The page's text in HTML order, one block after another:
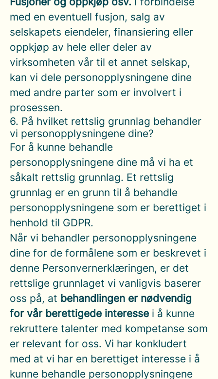
med en eventuell fusjon, salg av
selskapets eiendeler, finansiering eller
oppkjøp av hele eller deler av
virksomheten vår til et annet selskap,
kan vi dele personopplysningene dine
med andre parter som er involvert i
prosessen.
6. På hvilket rettslig grunnlag behandler
vi personopplysningene dine?
For å kunne behandle
personopplysningene dine må vi ha et
såkalt rettslig grunnlag. Et rettslig
grunnlag er en grunn til å behandle
personopplysningene som er berettiget i
henhold til GDPR.
Når vi behandler personopplysningene
dine for de formålene som er beskrevet i
denne Personvernerklæringen, er det
rettslige grunnlaget vi vanligvis baserer
oss på, at behandlingen er nødvendig
for vår berettigede interesse i å kunne
rekruttere talenter med kompetanse som
er relevant for oss. Vi har konkludert
med at vi har en berettiget interesse i å
kunne behandle personopplysningene